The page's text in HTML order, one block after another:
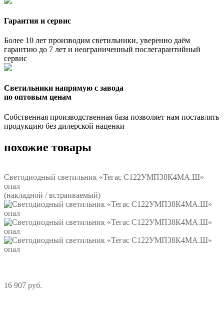
Гарантия и сервис
Более 10 лет производим светильники, уверенно даём
гарантию до 7 лет и неограниченный послегарантийный
сервис
Светильники напрямую с завода
по оптовым ценам
Собственная производственная база позволяет нам поставлять
продукцию без дилерской наценки
похожие товары
Светодиодный светильник «Тегас С122УМП38К4МА.Ш»
опал
(накладной / встраиваемый)
16 907 руб.